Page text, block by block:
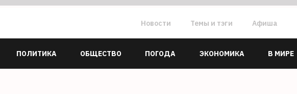
Новости Темы и тэги Афиша
ПОЛИТИКА ОБЩЕСТВО ПОГОДА ЭКОНОМИКА В МИРЕ